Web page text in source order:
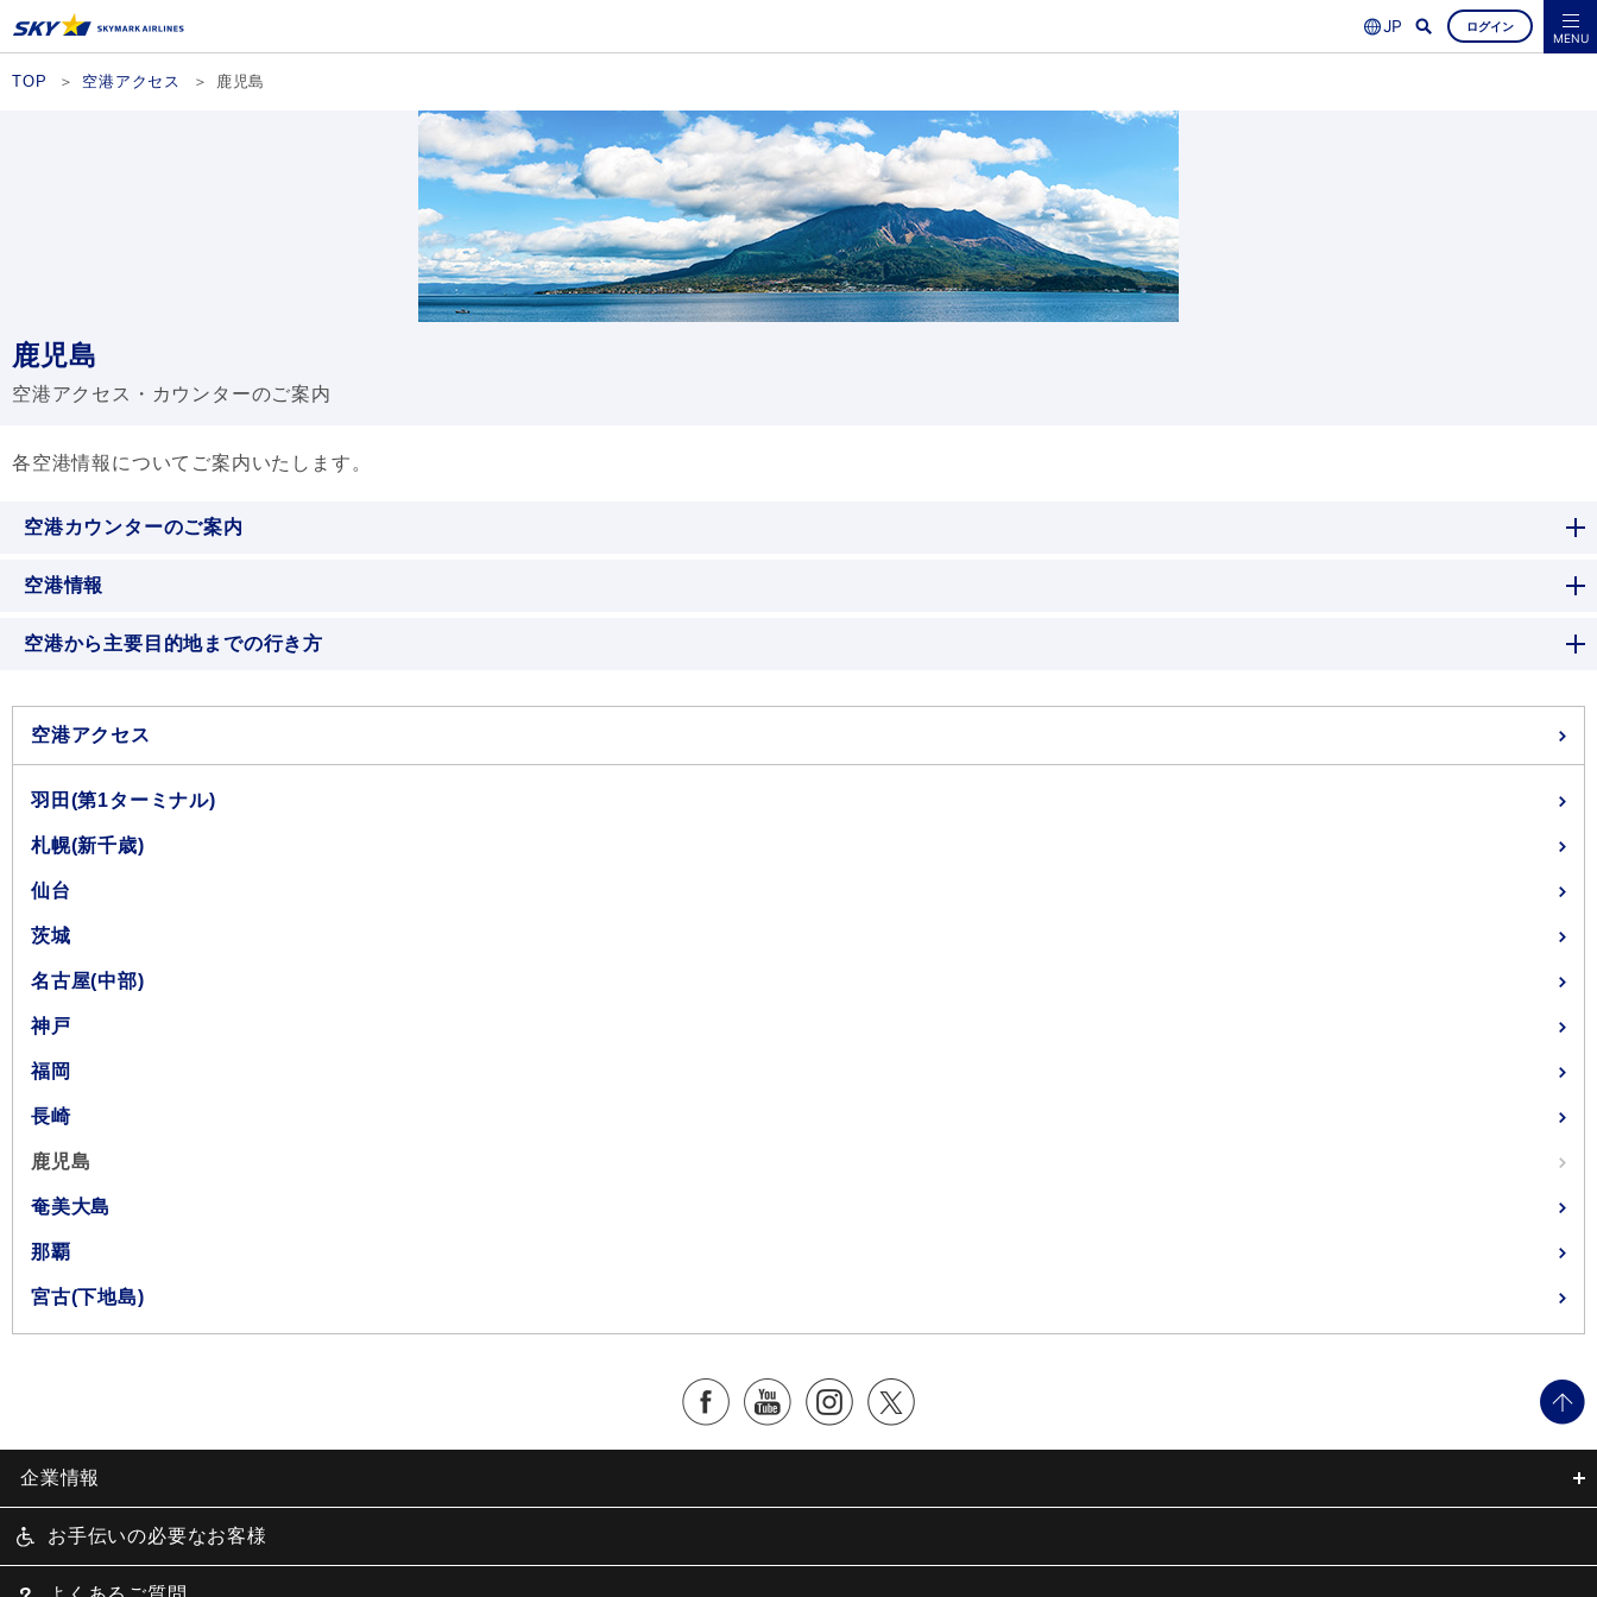
ログイン
空席照会・ご予約
よくあるご質問 MENU
TOP 空港アクセス 鹿児島
鹿児島
空港アクセス・カウンターのご案内
各空港情報についてご案内いたします。
空港カウンターのご案内
空港情報
空港から主要目的地までの行き方
空港アクセス
羽田(第1ターミナル)
札幌(新千歳)
仙台
茨城
名古屋(中部)
神戸
福岡
長崎
鹿児島
奄美大島
那覇
宮古(下地島)
企業情報
お手伝いの必要なお客様